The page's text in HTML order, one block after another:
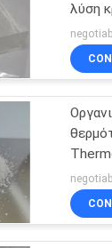
λύση
χωρίς
φάσης